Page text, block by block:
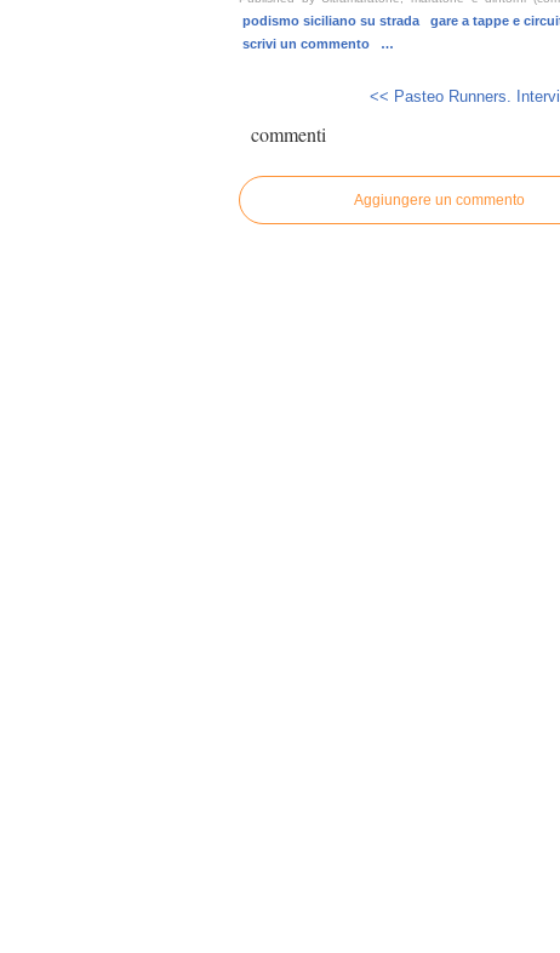
podismo siciliano su strada
gare a tappe e
scrivi un commento
…
<< Pasteo Runners.
commenti
Aggiungere un commento